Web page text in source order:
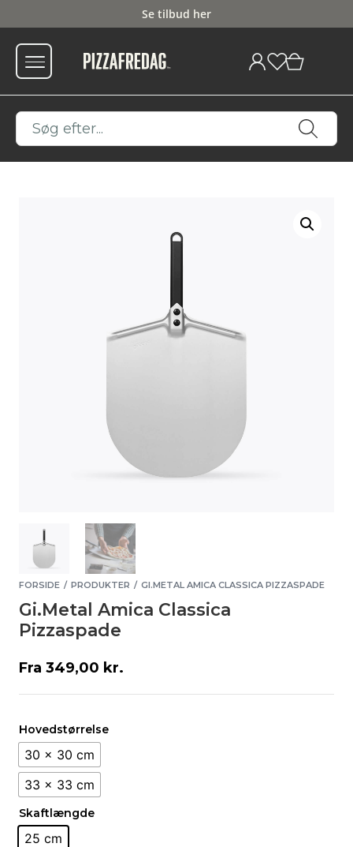
Se tilbud her
FORSIDE / PRODUKTER / GI.METAL AMICA CLASSICA PIZZASPADE
Gi.Metal Amica Classica
Pizzaspade
Fra349,00 kr.
Hovedstørrelse
30 x 30 cm
33 x 33 cm
Skaftlængde
25 cm